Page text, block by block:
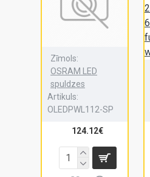
Zīmols:
OSRAM LED
spuldzes
Artikuls:
OLEDPWL112-SP
124.12€